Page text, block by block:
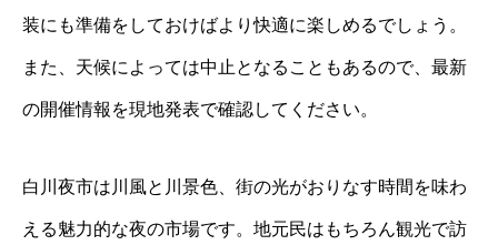
装にも準備をしておけばより快適に楽しめるでしょう。
また、天候によっては中止となることもあるので、最新
の開催情報を現地発表で確認してください。
白川夜市は川風と川景色、街の光がおりなす時間を味わ
える魅力的な夜の市場です。地元民はもちろん観光で訪